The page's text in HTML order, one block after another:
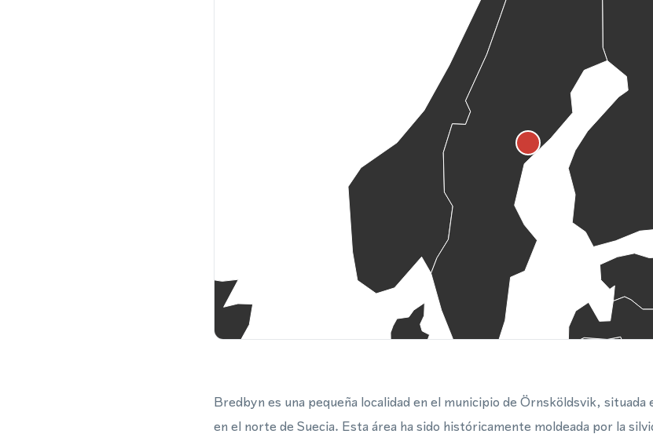
Bredbyn es una pequeña localidad en el municipio de Örnsköldsvik,
en el norte de Suecia. Esta área ha sido históricamente moldeada por la